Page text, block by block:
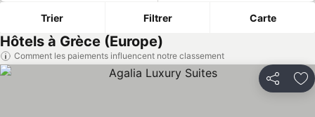
Trier Filtrer Carte
Hôtels à Grèce (Europe)
Comment les paiements influencent notre classement
Partager